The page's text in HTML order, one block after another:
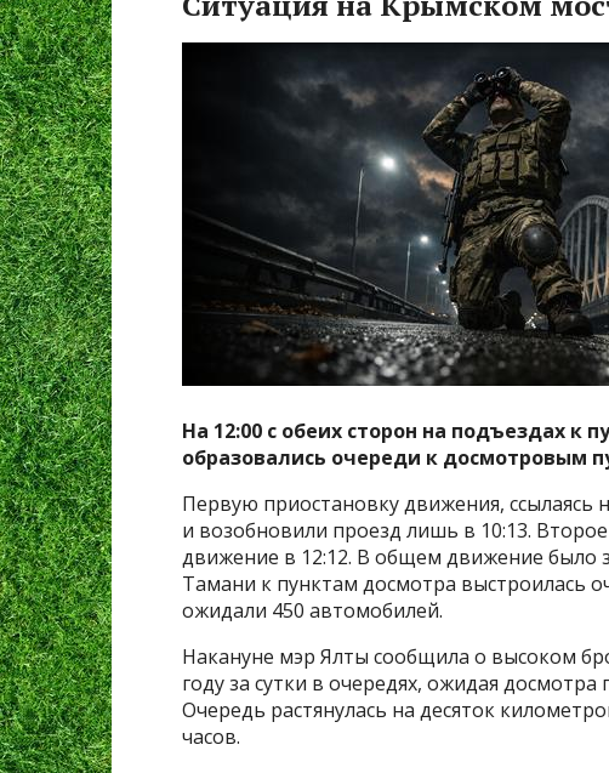
На 12:00 с обеих сторон на подъездах к
образовались очереди к досмотровым
Первую приостановку движения, ссылаясь
и возобновили проезд лишь в 10:13.
движение в 12:12. В общем движение было
Тамани к пунктам досмотра выстроилась
ожидали 450 автомобилей.
Накануне мэр Ялты сообщила о высоком
году за сутки в очередях, ожидая
Очередь растянулась на десяток
часов.